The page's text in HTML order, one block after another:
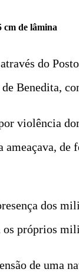
cm de lâmina
do
Benedita,
violência
dos
os próprios
de uma